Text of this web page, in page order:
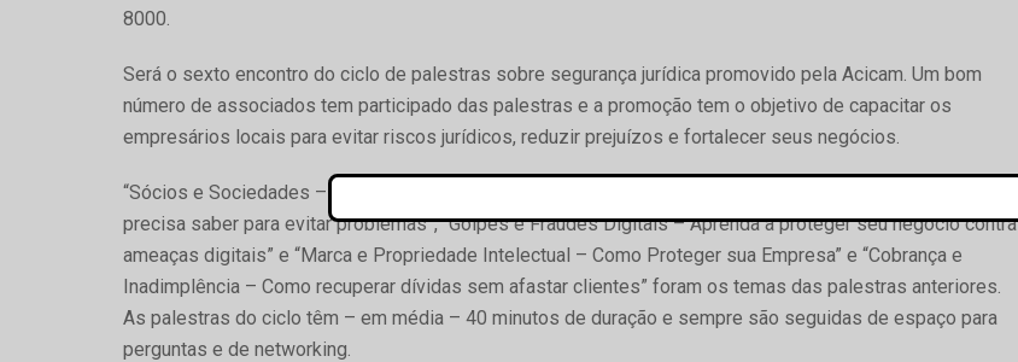
8000.
Será o sexto encontro do ciclo de palestras sobre segurança jurídica promovido pela Acicam. Um bom
número de associados tem participado das palestras e a promoção tem o objetivo de capacitar os
empresários locais para evitar riscos jurídicos, reduzir prejuízos e fortalecer seus negócios.
“Sócios e Sociedades – Como Estruturar sua Empresa”, “Contratos Empresariais – O que todo empresário
precisa saber para evitar problemas”, “Golpes e Fraudes Digitais – Aprenda a proteger seu negócio contra
ameaças digitais” e “Marca e Propriedade Intelectual – Como Proteger sua Empresa” e “Cobrança e
Inadimplência – Como recuperar dívidas sem afastar clientes” foram os temas das palestras anteriores.
As palestras do ciclo têm – em média – 40 minutos de duração e sempre são seguidas de espaço para
perguntas e de networking.